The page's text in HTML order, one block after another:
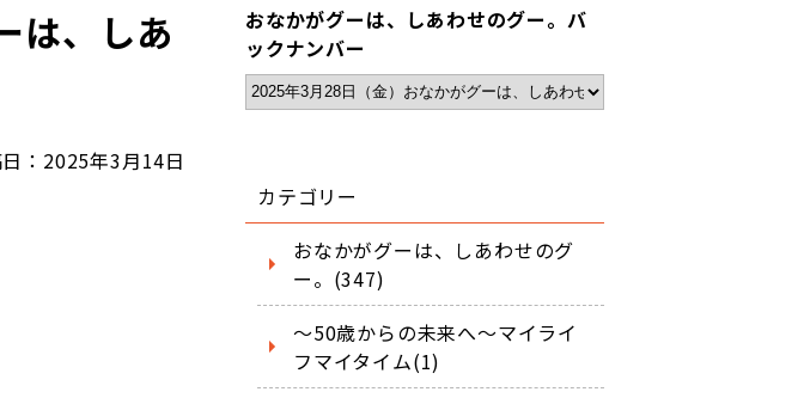
は、しあ
：2025年3月14日
おなかがグーは、しあわせのグー。バ
ックナンバー
カテゴリー
おなかがグーは、しあわせのグ
ー。(347)
～50歳からの未来へ～マイライ
フマイタイム(1)